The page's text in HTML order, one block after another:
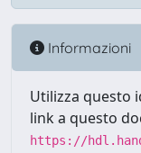
Informazioni
Utilizza questo
link a questo
https://